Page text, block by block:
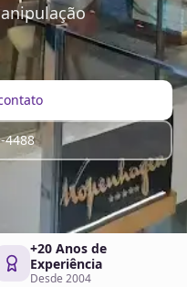
4488
+20 Anos de
Experiência
Desde 2004